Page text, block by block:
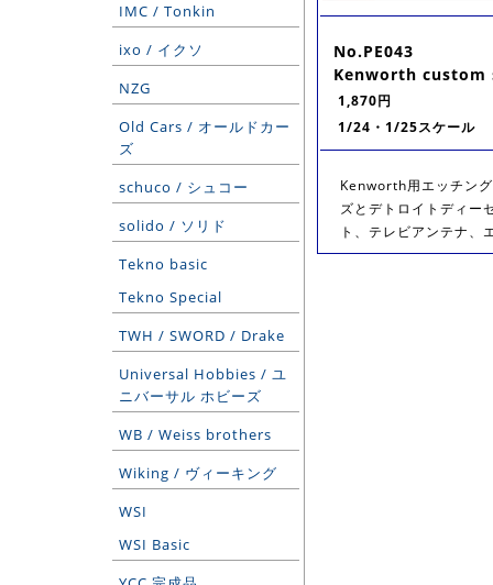
IMC / Tonkin
ixo / イクソ
NZG
Old Cars / オールドカー
ズ
schuco / シュコー
solido / ソリド
Tekno basic
Tekno Special
TWH / SWORD / Drake
Universal Hobbies / ユ
ニバーサル ホビーズ
WB / Weiss brothers
Wiking / ヴィーキング
WSI
WSI Basic
No.PE043
Kenworth custom
1,870円
1/24・1/25スケール
Kenworth用エッチン
ズとデトロイトディー
ト、テレビアンテナ、